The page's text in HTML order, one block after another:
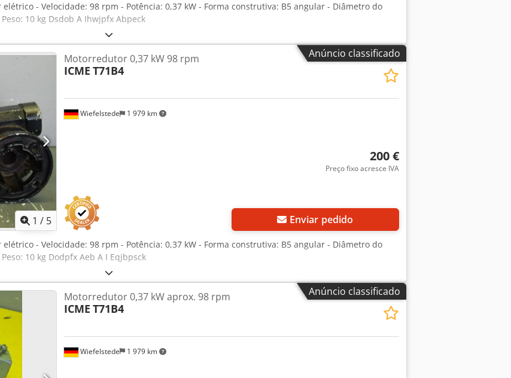
- Velocidade: 98 rpm - Potência: 0,37 kW - Forma construtiva: B5 angular - Diâmetro do
10 kg Dsdob A Ihwjpfx Abpeck
Anúncio classificado
1 / 5
Wiefelstede 1 979 km
Motorredutor 0,37 kW 98 rpm
ICME T71B4
200 €
Preço fixo acresce IVA
Enviar pedido
- Velocidade: 98 rpm - Potência: 0,37 kW - Forma construtiva: B5 angular - Diâmetro do
10 kg Dodpfx Aeb A I Eqjbpsck
Anúncio classificado
Wiefelstede 1 979 km
Motorredutor 0,37 kW aprox. 98 rpm
ICME T71B4